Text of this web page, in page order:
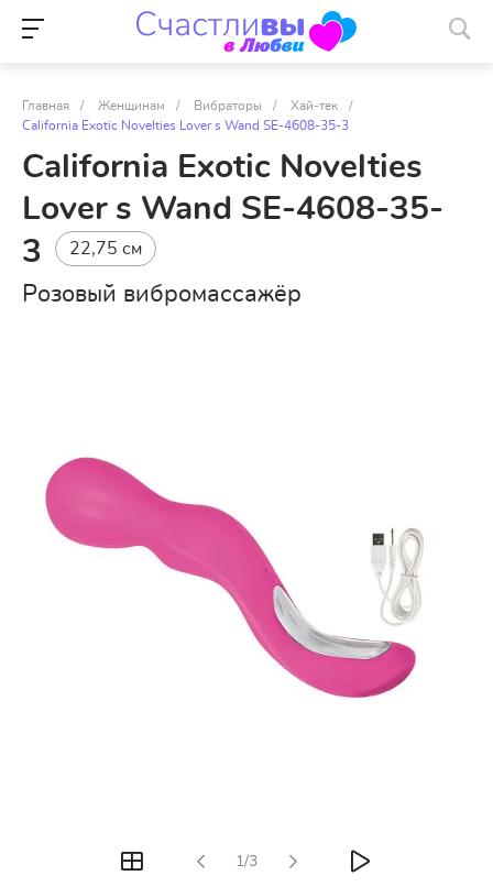
Главная / Женщинам / Вибраторы / Хай-тек
/
California Exotic Novelties Lover s Wand SE-4608-35-3
California Exotic Novelties
Lover s Wand SE-4608-35-
3
22,75 см
Розовый вибромассажёр
1/3